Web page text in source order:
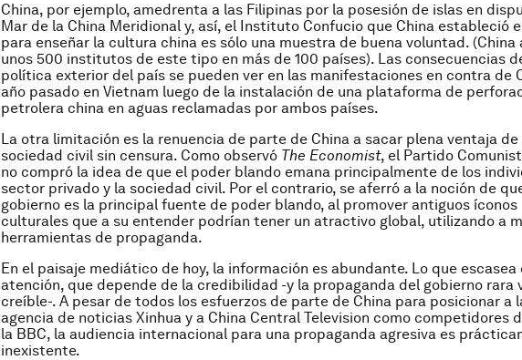
China, por ejemplo, amedrenta a las Filipinas por la posesión de islas en
Mar de la China Meridional y, así, el Instituto Confucio que China estableció
para enseñar la cultura china es sólo una muestra de buena voluntad. (China
unos 500 institutos de este tipo en más de 100 países). Las consecuencias
política exterior del país se pueden ver en las manifestaciones en contra de
año pasado en Vietnam luego de la instalación de una plataforma de
petrolera china en aguas reclamadas por ambos países.
La otra limitación es la renuencia de parte de China a sacar plena ventaja de
sociedad civil sin censura. Como observó The Economist, el Partido
no compró la idea de que el poder blando emana principalmente de los
sector privado y la sociedad civil. Por el contrario, se aferró a la noción de
gobierno es la principal fuente de poder blando, al promover antiguos íconos
culturales que a su entender podrían tener un atractivo global, utilizando a
herramientas de propaganda.
En el paisaje mediático de hoy, la información es abundante. Lo que escasea
atención, que depende de la credibilidad -y la propaganda del gobierno rara
creíble-. A pesar de todos los esfuerzos de parte de China para posicionar a
agencia de noticias Xinhua y a China Central Television como competidores
la BBC, la audiencia internacional para una propaganda agresiva es
inexistente.